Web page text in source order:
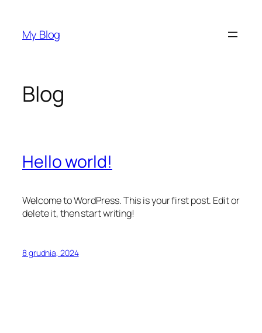
treściMy Blog
Blog
Hello world!
Welcome to WordPress. This is your first post. Edit or
delete it, then start writing!
8 grudnia, 2024